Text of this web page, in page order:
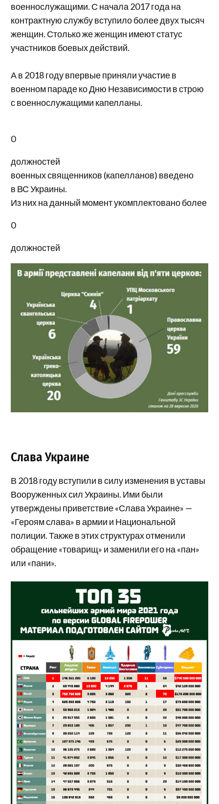
военнослужащими. С начала 2017 года на
контрактную службу вступило более двух тысяч
женщин. Столько же женщин имеют статус
участников боевых действий.
А в 2018 году впервые приняли участие в
военном параде ко Дню Независимости в строю
с военнослужащими капелланы.
0
должностей
военных священников (капелланов) введено
в ВС Украины.
Из них на данный момент укомплектовано более
0
должностей
Слава Украине
В 2018 году вступили в силу изменения в уставы
Вооруженных сил Украины. Ими были
утверждены приветствие «Слава Украине» —
«Героям слава» в армии и Национальной
полиции. Также в этих структурах отменили
обращение «товарищ» и заменили его на «пан»
или «пани».